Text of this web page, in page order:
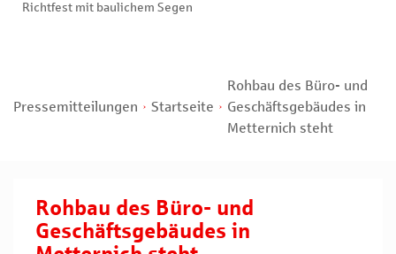
Richtfest mit baulichem Segen
Pressemitteilungen Startseite
Rohbau des Büro- und
Geschäftsgebäudes in
Metternich steht
Rohbau des Büro- und
Geschäftsgebäudes in